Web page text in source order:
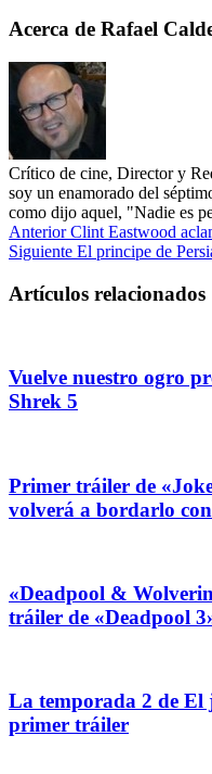
Acerca de Rafael
Crítico de cine, Director y
soy un enamorado del
como dijo aquel, "Nadie es
AnteriorClint Eastwood
Siguiente El principe de
Artículos relacionados
Vuelve nuestro ogro
Shrek 5
Primer tráiler de
volverá a bordarlo
«Deadpool &
tráiler de «Deadpool
La temporada 2 de El
primer tráiler